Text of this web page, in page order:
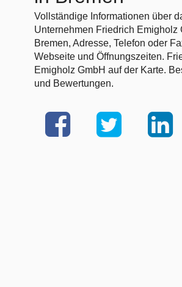
Vollständige Informationen über
Unternehmen Friedrich Emigholz
Bremen, Adresse, Telefon oder
Webseite und Öffnungszeiten.
Emigholz GmbH auf der Karte.
und Bewertungen.